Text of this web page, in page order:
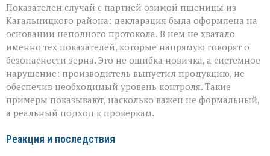
Показателен случай с партией озимой пшеницы из
Кагальницкого района: декларация была оформлена на
основании неполного протокола. В нём не хватало
именно тех показателей, которые напрямую говорят о
безопасности зерна. Это не ошибка новичка, а системное
нарушение: производитель выпустил продукцию, не
обеспечив необходимый уровень контроля. Такие
примеры показывают, насколько важен не формальный,
а реальный подход к проверкам.
Реакция и последствия